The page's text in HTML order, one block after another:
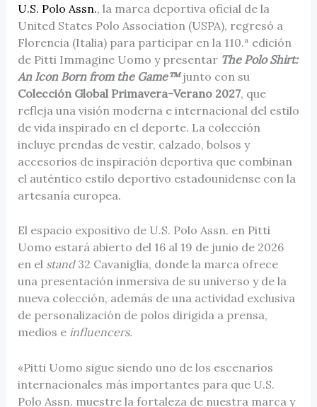
U.S. Polo Assn., la marca deportiva oficial de la
United States Polo Association (USPA), regresó a
Florencia (Italia) para participar en la 110.ª edición
de Pitti Immagine Uomo y presentar The Polo Shirt:
An Icon Born from the Game™junto con su
Colección Global Primavera-Verano 2027, que
refleja una visión moderna e internacional del estilo
de vida inspirado en el deporte. La colección
incluye prendas de vestir, calzado, bolsos y
accesorios de inspiración deportiva que combinan
el auténtico estilo deportivo estadounidense con la
artesanía europea.
El espacio expositivo de U.S. Polo Assn. en Pitti
Uomo estará abierto del 16 al 19 de junio de 2026
en el stand 32 Cavaniglia, donde la marca ofrece
una presentación inmersiva de su universo y de la
nueva colección, además de una actividad exclusiva
de personalización de polos dirigida a prensa,
medios e influencers.
«Pitti Uomo sigue siendo uno de los escenarios
internacionales más importantes para que U.S.
Polo Assn. muestre la fortaleza de nuestra marca y